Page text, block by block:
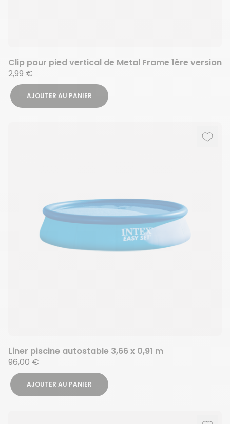
Clip pour pied vertical de Metal Frame 1ère version
2,99 €
AJOUTER AU PANIER
Liner piscine autostable 3,66 x 0,91 m
96,00 €
AJOUTER AU PANIER